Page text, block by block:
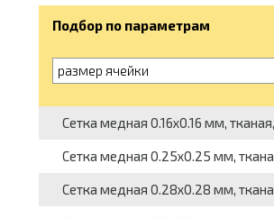
Подбор по параметрам
размер ячейки
Сетка медная 0.16x0.16 мм,
Сетка медная 0.25x0.25 мм,
Сетка медная 0.28x0.28 мм,